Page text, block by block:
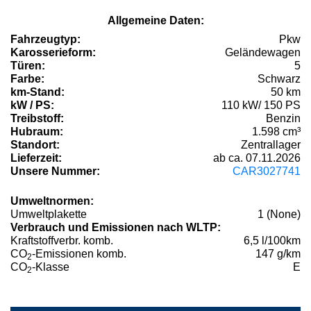
Allgemeine Daten:
Fahrzeugtyp:
Pkw
Karosserieform:
Geländewagen
Türen:
5
Farbe:
Schwarz
km-Stand:
50 km
kW / PS:
110 kW/ 150 PS
Treibstoff:
Benzin
Hubraum:
1.598 cm³
Standort:
Zentrallager
Lieferzeit:
ab ca. 07.11.2026
Unsere Nummer:
CAR3027741
Umweltnormen:
Umweltplakette
1 (None)
Verbrauch und Emissionen nach WLTP:
Kraftstoffverbr. komb.
6,5 l/100km
CO2-Emissionen komb.
147 g/km
CO2-Klasse E